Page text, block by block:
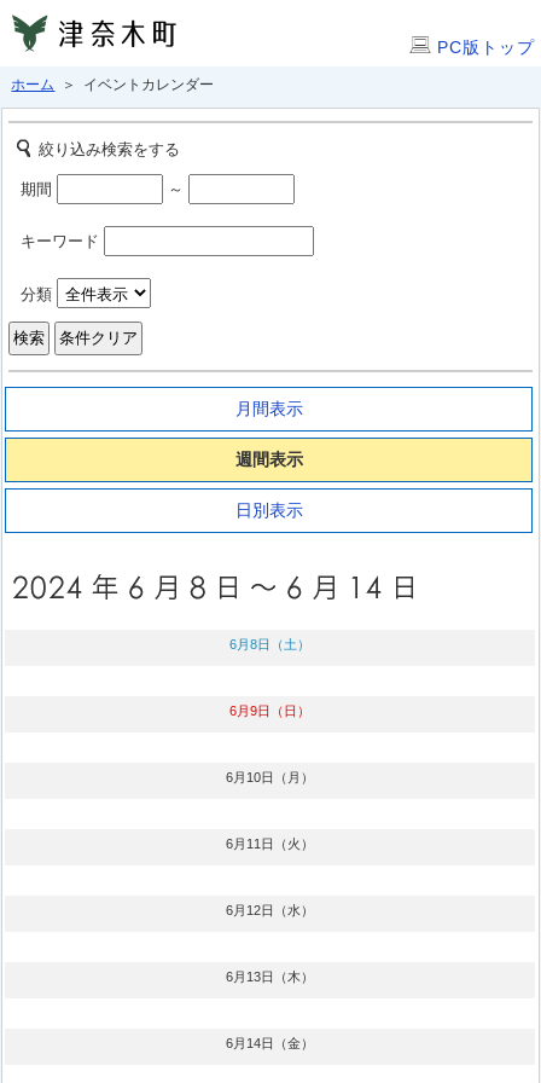
PC版トップ
ホーム ＞ イベントカレンダー
絞り込み検索をする
期間 ～
キーワード
分類
月間表示
週間表示
日別表示
6月8日（土）
6月9日（日）
6月10日（月）
6月11日（火）
6月12日（水）
6月13日（木）
6月14日（金）